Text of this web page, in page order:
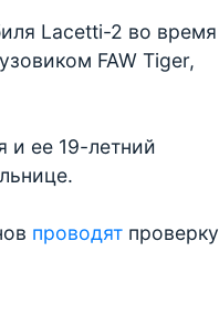
Lacetti-2 во время
FAW Tiger,
и ее 19-летний
проводят проверку